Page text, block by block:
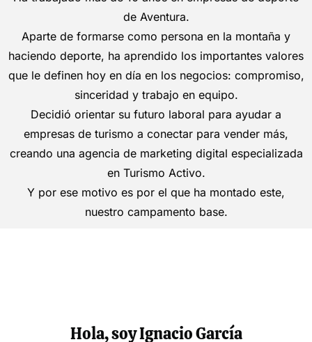
de Aventura.
Aparte de formarse como persona en la montaña y
haciendo deporte, ha aprendido los importantes valores
que le definen hoy en día en los negocios: compromiso,
sinceridad y trabajo en equipo.
Decidió orientar su futuro laboral para ayudar a
empresas de turismo a conectar para vender más,
creando una agencia de marketing digital especializada
en Turismo Activo.
Y por ese motivo es por el que ha montado este,
nuestro campamento base.
Hola, soy Ignacio García